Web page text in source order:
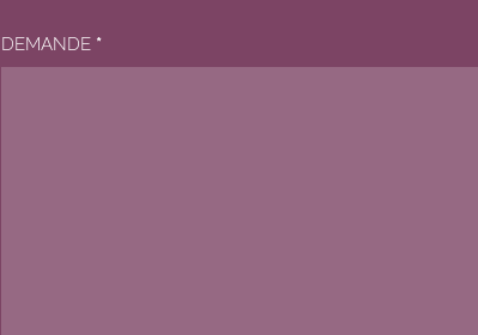
DEMANDE *